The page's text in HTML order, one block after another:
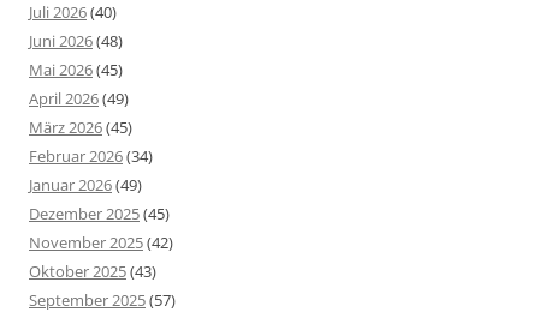
Juli 2026(40)
Juni 2026(48)
Mai 2026(45)
April 2026(49)
März 2026(45)
Februar 2026(34)
Januar 2026(49)
Dezember 2025(45)
November 2025(42)
Oktober 2025(43)
September 2025(57)